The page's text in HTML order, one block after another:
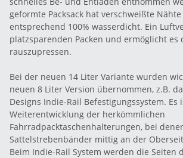
geformte Packsack hat verschweißte
entsprechend 100% wasserdicht. Ein
platzsparenden Packen und ermöglicht es
rauszupressen.
Bei der neuen 14 Liter Variante wurden
neuen 8 Liter Version übernommen, z.B.
Designs Indie-Rail Befestigungssystem. Es
Weiterentwicklung der herkömmlichen
Fahrradpacktaschenhalterungen, bei
Sattelstrebenbänder mittig an der
Beim Indie-Rail System werden die Seiten